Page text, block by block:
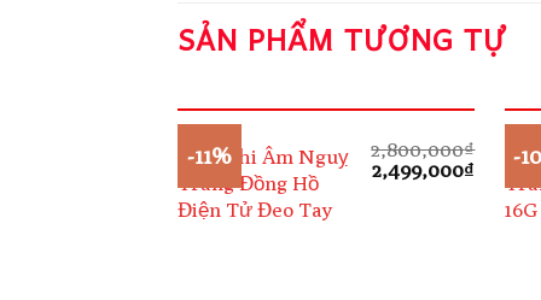
SẢN PHẨM TƯƠNG TỰ
-11%
Máy Ghi Âm Nguỵ
Trang Đồng Hồ
Điện Tử Đeo Tay
2,800,000₫
Giá
gốc
2,499,000₫
hiện
-
16G